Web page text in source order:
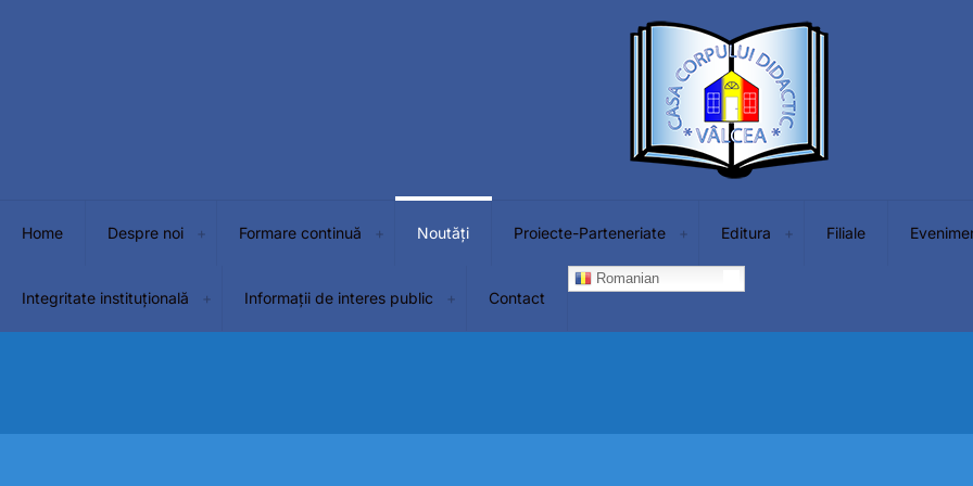
Home Despre noi Formare continuă Noutăți Proiecte-Parteneriate Editura Filiale
Integritate instituțională Informații de interes public Contact
Romanian